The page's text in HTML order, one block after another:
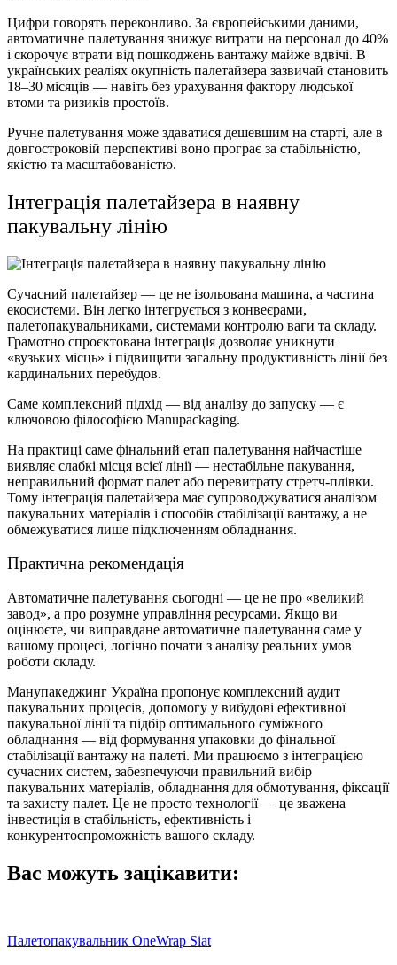
Цифри говорять переконливо. За європейськими даними,
автоматичне палетування знижує витрати на персонал до 40%
і скорочує втрати від пошкоджень вантажу майже вдвічі. В
українських реаліях окупність палетайзера зазвичай становить
18–30 місяців — навіть без урахування фактору людської
втоми та ризиків простоїв.
Ручне палетування може здаватися дешевшим на старті, але в
довгостроковій перспективі воно програє за стабільністю,
якістю та масштабованістю.
Інтеграція палетайзера в наявну
пакувальну лінію
Сучасний палетайзер — це не ізольована машина, а частина
екосистеми. Він легко інтегрується з конвеєрами,
палетопакувальниками, системами контролю ваги та складу.
Грамотно спроєктована інтеграція дозволяє уникнути
«вузьких місць» і підвищити загальну продуктивність лінії без
кардинальних перебудов.
Саме комплексний підхід — від аналізу до запуску — є
ключовою філософією Manupackaging.
На практиці саме фінальний етап палетування найчастіше
виявляє слабкі місця всієї лінії — нестабільне пакування,
неправильний формат палет або перевитрату стретч-плівки.
Тому інтеграція палетайзера має супроводжуватися аналізом
пакувальних матеріалів і способів стабілізації вантажу, а не
обмежуватися лише підключенням обладнання.
Практична рекомендація
Автоматичне палетування сьогодні — це не про «великий
завод», а про розумне управління ресурсами. Якщо ви
оцінюєте, чи виправдане автоматичне палетування саме у
вашому процесі, логічно почати з аналізу реальних умов
роботи складу.
Манупакеджинг Україна пропонує комплексний аудит
пакувальних процесів, допомогу у вибудові ефективної
пакувальної лінії та підбір оптимального суміжного
обладнання — від формування упаковки до фінальної
стабілізації вантажу на палеті. Ми працюємо з інтеграцією
сучасних систем, забезпечуючи правильний вибір
пакувальних матеріалів, обладнання для обмотування, фіксації
та захисту палет. Це не просто технології — це зважена
інвестиція в стабільність, ефективність і
конкурентоспроможність вашого складу.
Вас можуть зацікавити:
Палетопакувальник OneWrap Siat